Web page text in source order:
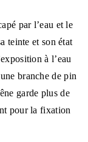
par l’eau et le
teinte et son état
à l’eau
branche de pin
garde plus de
pour la fixation